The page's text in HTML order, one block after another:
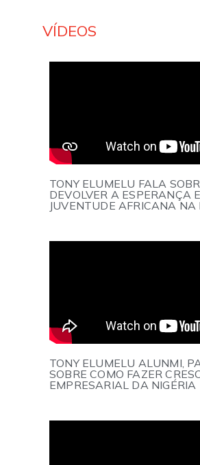
VÍDEOS
TONY ELUMELU FALA
DEVOLVER A ESPERANÇA
JUVENTUDE AFRICANA NA
TONY ELUMELU ALUNMI,
SOBRE COMO FAZER
EMPRESARIAL DA NIGÉRIA